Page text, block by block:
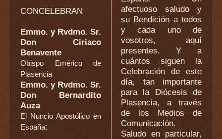
CONCELEBRAN
Emmo. y Rvdmo. Sr.
Don Ciriaco
Benavente
Obispo Emérico de
Plasencia
Emmo. y Rvdmo. Sr.
Don Bernardito
Auza
El Nuncio Apostólico en
España:
afectuoso saludo y
su Bendición a todos
y cada uno de
vosotros, aquí
presentes. Y a
cuántos siguen la
Celebración de este
día, tan importante
para la Diócesis de
Plasencia, a través
de los Medios de
Comunicación.
Saludo en particular,